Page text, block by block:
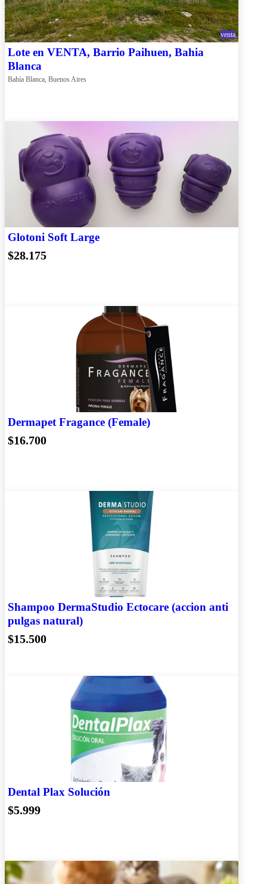
venta
Lote en VENTA, Barrio Paihuen, Bahia
Blanca
Bahía Blanca, Buenos Aires
Glotoni Soft Large
$28.175
Dermapet Fragance (Female)
$16.700
Shampoo DermaStudio Ectocare (accion anti
pulgas natural)
$15.500
Dental Plax Solución
$5.999